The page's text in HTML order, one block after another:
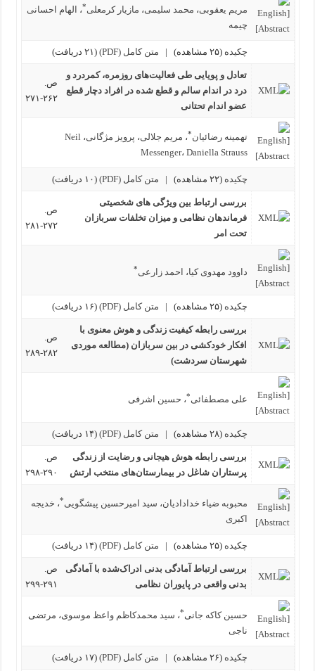
مریم یعقوبی، محمد سلیمی، مازیار کرمعلی*، الهام احسانی
چیمه
چکیده (۲۵ مشاهده) | متن کامل (PDF) (۲۱ دریافت)
تعادل و پویایی طی فعالیت‌های روزمره، کمردرد و
درد در اندام سالم و قطع شده در افراد دچار قطع
عضو اندام تحتانی
ص.
۲۶۲-۲۷۱
تهمینه رضائیان*، مریم جلالی، پرویز مژگانی، Neil
Messenger،Daniella Strauss
چکیده (۲۲ مشاهده) | متن کامل (PDF) (۱۰ دریافت)
بررسی ارتباط بین ویژگی های شخصیتی
فرماندهان نظامی و میزان تخلفات سربازان
تحت امر
ص.
۲۷۲-۲۸۱
داوود مهدوی کیا، احمد زارعی*
چکیده (۲۵ مشاهده) | متن کامل (PDF) (۱۶ دریافت)
بررسی رابطه کیفیت زندگی و هوش معنوی با
افکار خودکشی در بین سربازان (مطالعه موردی
شهرستان سردشت)
ص.
۲۸۲-۲۸۹
علی مصطفائی*، حسین اشرفی
چکیده (۲۸ مشاهده) | متن کامل (PDF) (۱۴ دریافت)
بررسی رابطه هوش هیجانی و رضایت از زندگی
پرستاران شاغل در بیمارستان‌های منتخب ارتش
ص.
۲۹۰-۲۹۸
محبوبه ضیاء خدادادیان، سید امیرحسین پیشگویی*، خدیجه
اکبری
چکیده (۲۵ مشاهده) | متن کامل (PDF) (۱۴ دریافت)
بررسی ارتباط آمادگی بدنی ادراک‌شده با آمادگی
بدنی واقعی در پایوران نظامی
ص.
۲۹۱-۲۹۹
حسین کاکه جانی*، سید محمدکاظم واعظ موسوی، مرتضی
ناجی
چکیده (۲۶ مشاهده) | متن کامل (PDF) (۱۷ دریافت)